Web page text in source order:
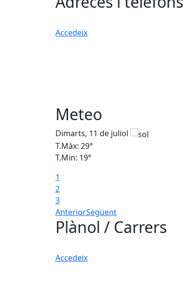
Accedeix
Meteo
Dimarts, 11 de juliol
T.Màx: 29°
T.Min: 19°
1
2
3
AnteriorSegüent
Plànol / Carrers
Accedeix